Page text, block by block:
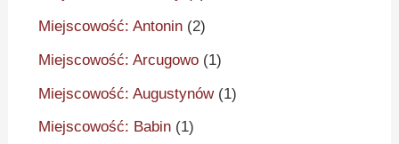
Miejscowość: Antonin (2)
Miejscowość: Arcugowo (1)
Miejscowość: Augustynów(1)
Miejscowość: Babin (1)